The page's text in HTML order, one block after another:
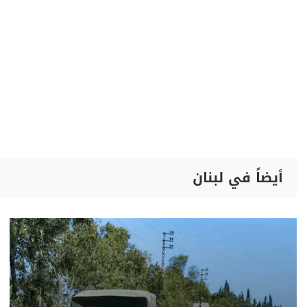
أيضاً في لبنان